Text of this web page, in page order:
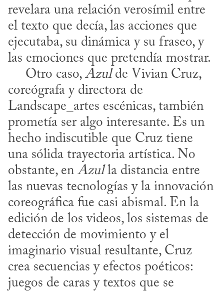
revelara una relación verosímil entre
el texto que decía, las acciones que
ejecutaba, su dinámica y su fraseo, y
las emociones que pretendía mostrar.
     Otro caso,
Azul de Vivian Cruz,
coreógrafa y directora de
Landscape_artes escénicas, también
prometía ser algo interesante. Es un
hecho indiscutible que Cruz tiene
una sólida trayectoria artística. No
obstante, en Azul la distancia entre
las nuevas tecnologías y la innovación
coreográfica fue casi abismal. En la
edición de los videos, los sistemas de
detección de movimiento y el
imaginario visual resultante, Cruz
crea secuencias y efectos poéticos:
juegos de caras y textos que se